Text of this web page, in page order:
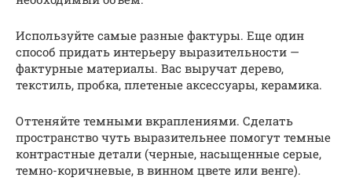
Используйте самые разные фактуры. Еще один
способ придать интерьеру выразительности —
фактурные материалы. Вас выручат дерево,
текстиль, пробка, плетеные аксессуары, керамика.
Оттеняйте темными вкраплениями. Сделать
пространство чуть выразительнее помогут темные
контрастные детали (черные, насыщенные серые,
темно-коричневые, в винном цвете или венге).